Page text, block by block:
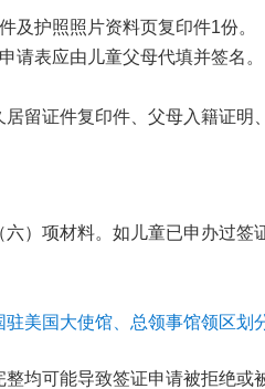
及护照照片资料页复印件1份。
请表应由儿童父母代填并签名。
留证件复印件、父母入籍证
）项材料。如儿童已申办过
驻美国大使馆、总领事馆领区划
均可能导致签证申请被拒绝或